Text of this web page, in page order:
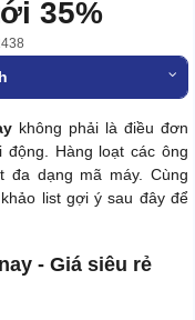
35%
không phải là điều đơn
Hàng loạt các ông
đa dạng mã máy. Cùng
list gợi ý sau đây để
- Giá siêu rẻ